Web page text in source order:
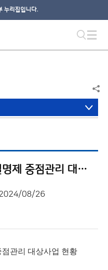
누리집입니다.
2024년 기상청 정책실명제 중점관리 대상사업 현황
08/26
관리 대상사업 현황